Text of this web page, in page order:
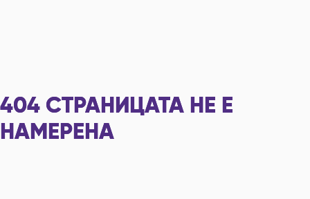
404 СТРАНИЦАТА НЕ Е
НАМЕРЕНА